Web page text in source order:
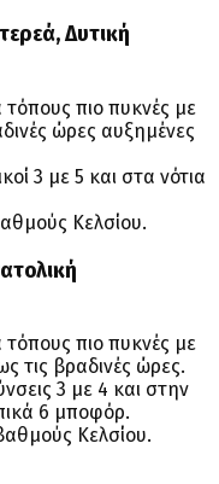
Δυτική
τόπους πιο πυκνές με
ώρες αυξημένες
3 με 5 και στα νότια
Κελσίου.
τόπους πιο πυκνές με
τις βραδινές ώρες.
3 με 4 και στην
6 μποφόρ.
Κελσίου.